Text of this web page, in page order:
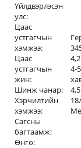
Үйлдвэрлэсэн
улс:
Цаас
устгагчын
хэмжээ:
Цаас
устгагчын
жин:
Шинж чанар:
Хэрчилтийн
хэмжээ:
Сагсны
багтаамж:
Өнгө:
4-